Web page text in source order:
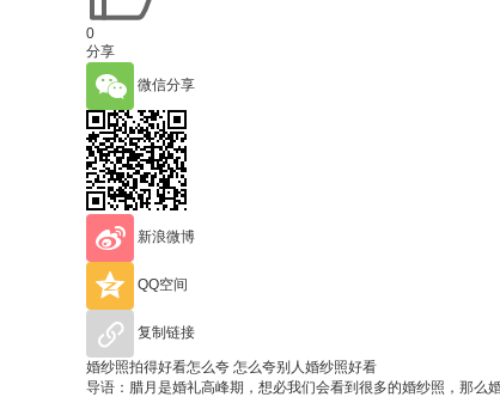
0
分享
微信分享
新浪微博
QQ空间
复制链接
婚纱照拍得好看怎么夸 怎么夸别人婚纱照好看
导语：腊月是婚礼高峰期，想必我们会看到很多的婚纱照，那